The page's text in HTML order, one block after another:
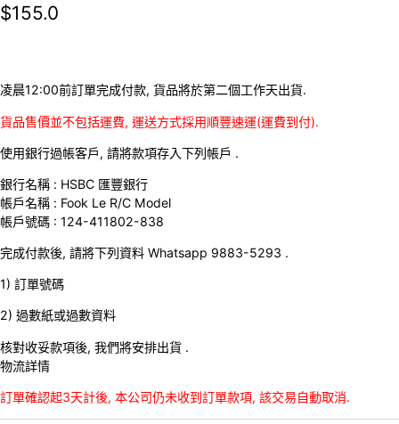
$155.0
凌晨12:00前訂單完成付款, 貨品將於第二個工作天出貨.
貨品售價並不包括運費, 運送方式採用順豐速運(運費到付).
使用銀行過帳客戶, 請將款項存入下列帳戶 .
銀行名稱 : HSBC 匯豐銀行
帳戶名稱 : Fook Le R/C Model
帳戶號碼 : 124-411802-838
完成付款後, 請將下列資料 Whatsapp 9883-5293 .
1) 訂單號碼
2) 過數紙或過數資料
核對收妥款項後, 我們將安排出貨 .
物流詳情
訂單確認起3天計後, 本公司仍未收到訂單款項, 該交易自動取消.